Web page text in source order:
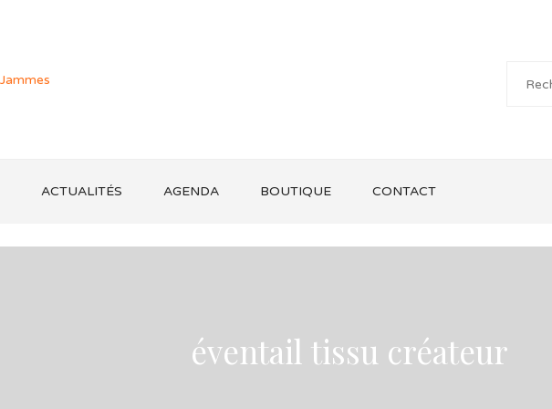
ACTUALITÉS AGENDA BOUTIQUE CONTACT
éventail tissu créateur